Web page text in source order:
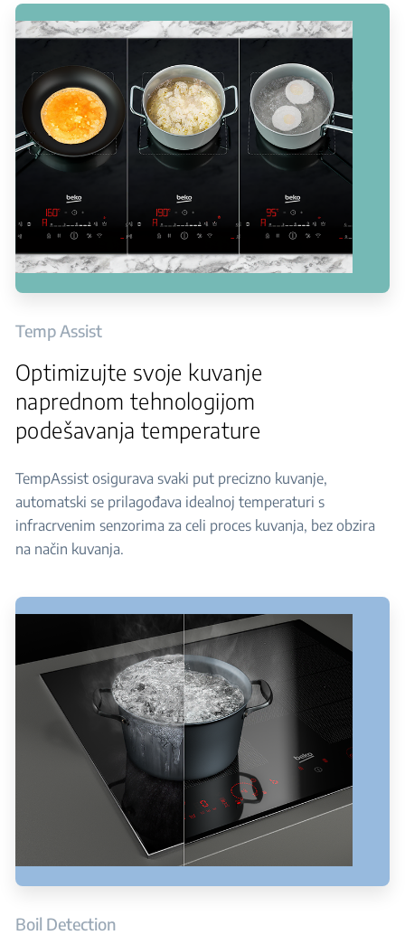
Temp Assist
Optimizujte svoje kuvanje
naprednom tehnologijom
podešavanja temperature
TempAssist osigurava svaki put precizno kuvanje,
automatski se prilagođava idealnoj temperaturi s
infracrvenim senzorima za celi proces kuvanja, bez obzira
na način kuvanja.
Boil Detection